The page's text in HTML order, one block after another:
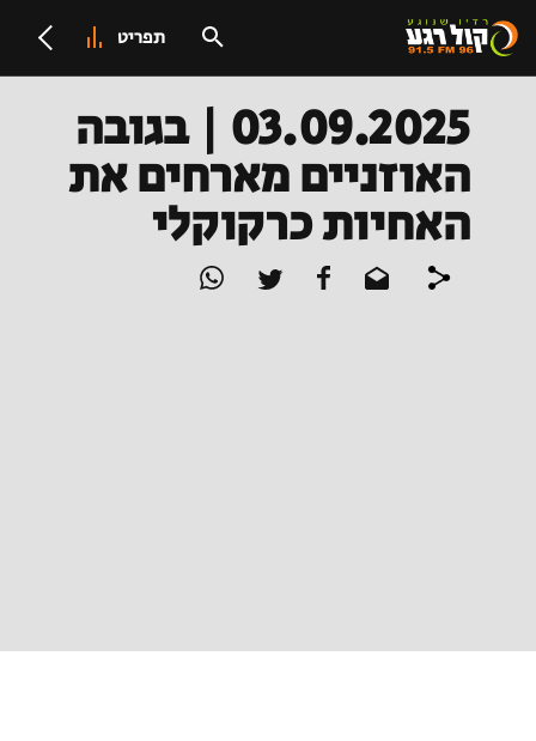
תפריט
03.09.2025 | בגובה
האוזניים מארחים את
האחיות כרקוקלי